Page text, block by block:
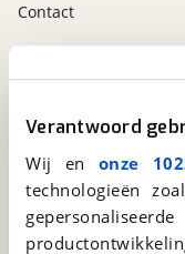
Verantwoord
Wij en onze
technologieën
Contact
viaBOVAG.nl
Altijd het meest
Download 'm nu.